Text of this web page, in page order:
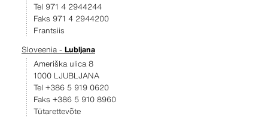
Tel 971 4 2944244
Faks 971 4 2944200
Frantsiis
Sloveenia - Lubljana
Ameriška ulica 8
1000 LJUBLJANA
Tel +386 5 919 0620
Faks +386 5 910 8960
Tütarettevõte